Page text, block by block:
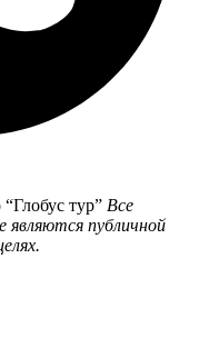
тур” Все
являются публичной